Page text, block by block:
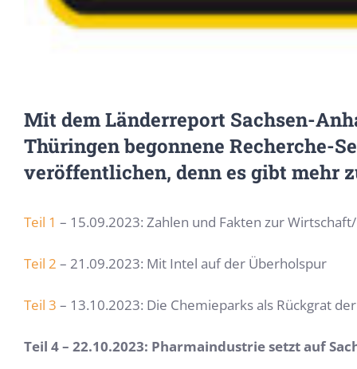
Mit dem Länderreport Sachsen-
Thüringen begonnene Recherche-
veröffentlichen, denn es gibt mehr
Teil 1 – 15.09.2023: Zahlen und Fakten zur
Teil 2 – 21.09.2023: Mit Intel auf der Überholspur
Teil 3 – 13.10.2023: Die Chemieparks als Rückgrat
Teil 4 – 22.10.2023: Pharmaindustrie setzt auf